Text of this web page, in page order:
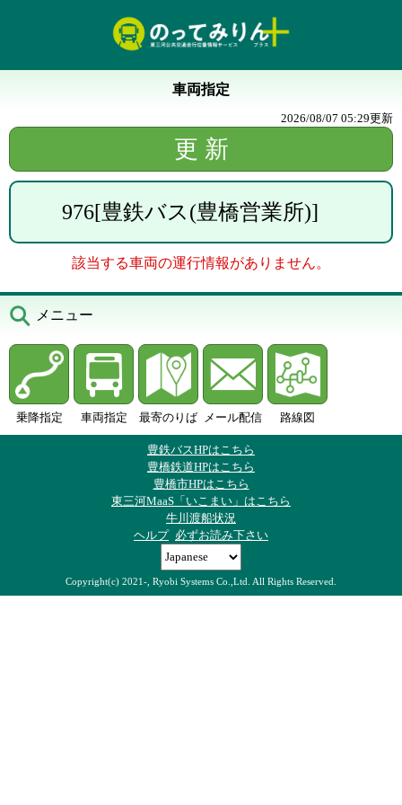
車両指定
2026/08/07 05:29更新
976[豊鉄バス(豊橋営業所)]
該当する車両の運行情報がありません。
メニュー
乗降指定 車両指定 最寄のりば メール配信 路線図
豊鉄バスHPはこちら
豊橋鉄道HPはこちら
豊橋市HPはこちら
東三河MaaS「いこまい」はこちら
牛川渡船状況
ヘルプ 必ずお読み下さい
Copyright(c) 2021-, Ryobi Systems Co.,Ltd. All Rights Reserved.